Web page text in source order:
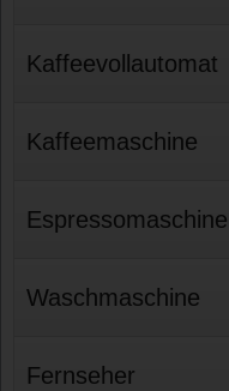
Kaffeevollautomat
Kaffeemaschine
Espressomaschine
Waschmaschine
Fernseher